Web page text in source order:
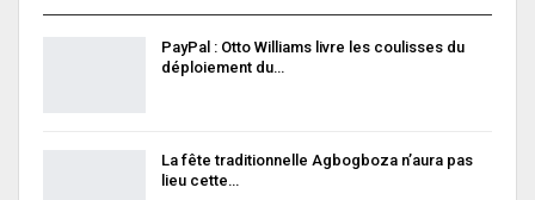
PayPal : Otto Williams livre les coulisses du
déploiement du…
La fête traditionnelle Agbogboza n’aura pas
lieu cette…